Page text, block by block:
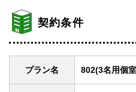
契約条件
プラン名 802(3名用個